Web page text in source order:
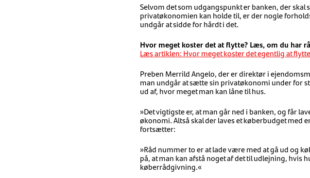
Selvom det som udgangspunkt er banken, der
privatøkonomien kan holde til, er der nogle
undgår at sidde for hårdt i det.
Hvor meget koster det at flytte? Læs, om du har
Læs artiklen: Hvor meget koster det egentlig at
Preben Merrild Angelo, der er direktør i
man undgår at sætte sin privatøkonomi under for
ud af, hvor meget man kan låne til hus.
»Det vigtigste er, at man går ned i banken, og får
økonomi. Altså skal der laves et køberbudget med
fortsætter:
»Råd nummer to er at lade være med at gå ud og
på, at man kan afstå noget af det til udlejning, hvis
køberrådgivning.«